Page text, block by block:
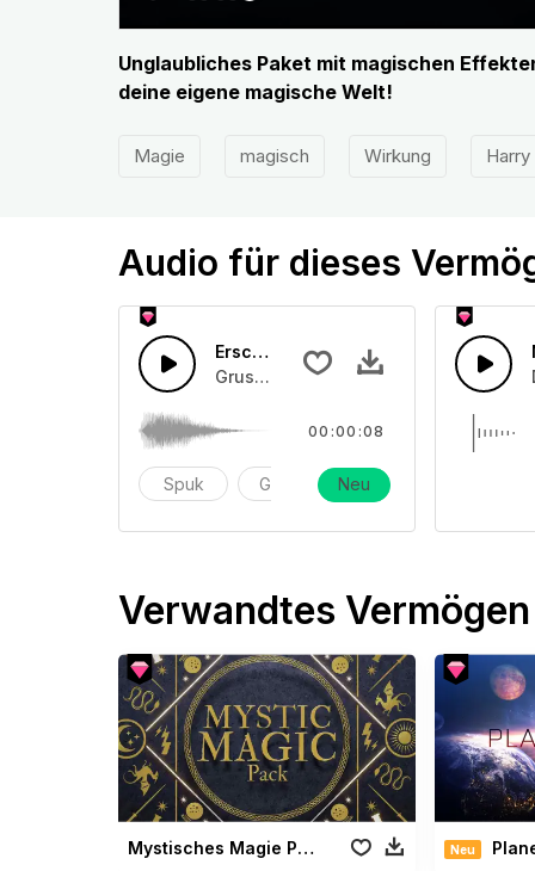
Unglaubliches Paket mit magischen
deine eigene magische Welt!
Magie magisch Wirkung
Audio für dieses
Erscheinen von Geistern
Gruselige Soundeffekte, die an
Spuk Geister geist
00:00:08
Neu
Verwandtes Vermögen
Mystisches Magie Paket Neu